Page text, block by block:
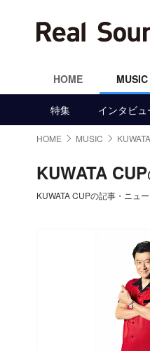
HOME MUSIC
特集 インタビュ
HOME MUSIC
KUWATA CUP
KUWATA CUPの記事・ニュ